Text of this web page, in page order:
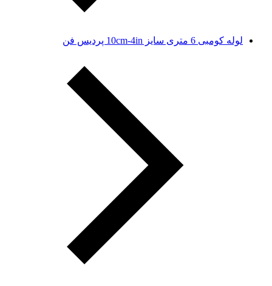
لوله کومبی 6 متری سایز 10cm-4in پردیس فن